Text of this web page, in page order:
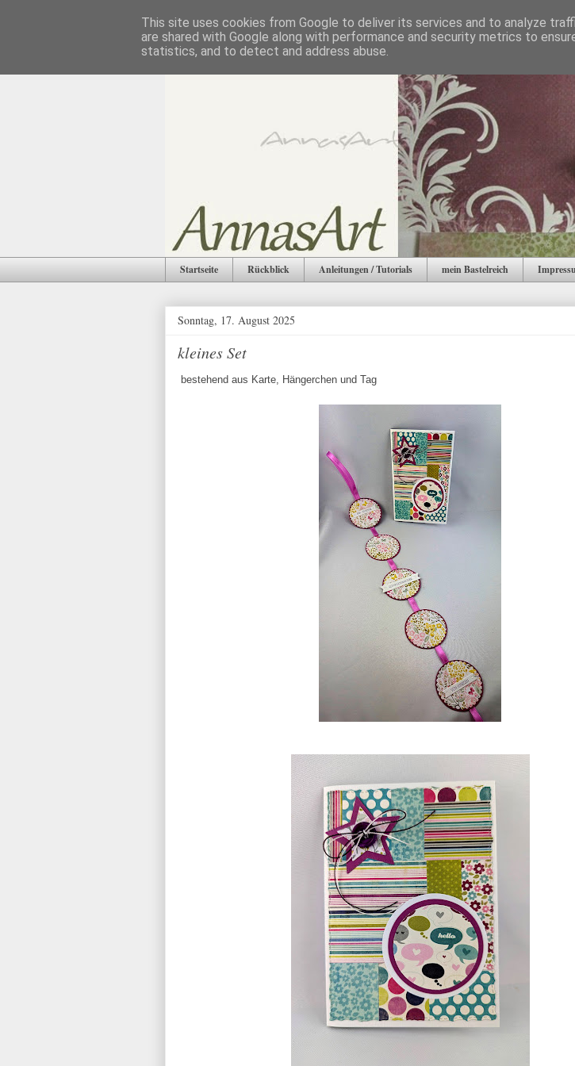
Startseite Rückblick Anleitungen / Tutorials mein Bastelreich
Sonntag, 17. August 2025
kleines Set
bestehend aus Karte, Hängerchen und Tag
This site uses cookies from Google to deliver its services and to analyze
are shared with Google along with performance and security metrics to
statistics, and to detect and address abuse.